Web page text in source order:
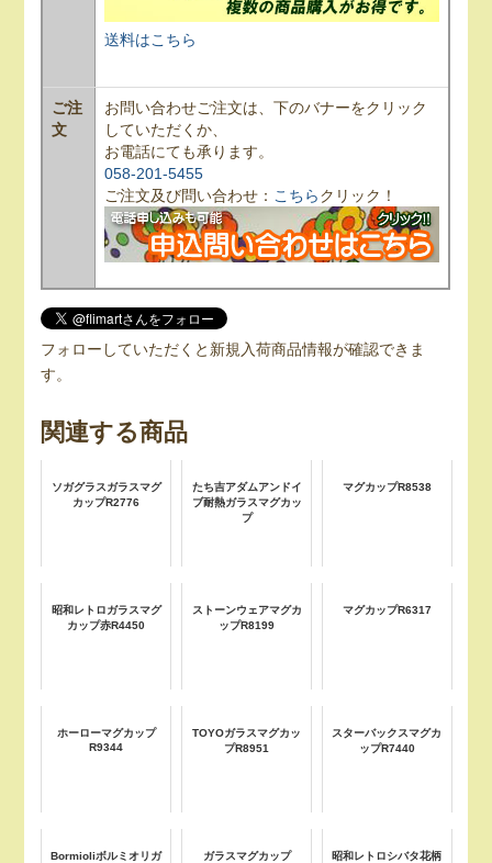
送料はこちら
ご注
文
お問い合わせご注文は、下のバナーをクリック
していただくか、
お電話にても承ります。
058-201-5455
ご注文及び問い合わせ： こちらクリック！
フォローしていただくと新規入荷商品情報が確認できま
す。
関連する商品
ソガグラスガラスマグ
カップR2776
たち吉アダムアンドイ
ブ耐熱ガラスマグカッ
プ
マグカップR8538
昭和レトロガラスマグ
カップ赤R4450
ストーンウェアマグカ
ップR8199
マグカップR6317
ホーローマグカップ
R9344
TOYOガラスマグカッ
プR8951
スターバックスマグカ
ップR7440
Bormioliボルミオリガ ガラスマグカップ 昭和レトロシバタ花柄